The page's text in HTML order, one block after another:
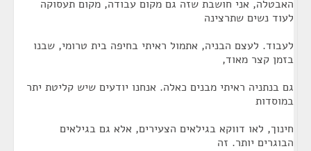
האבטלה, אני חושבת שזה גם מקום עבודה, מקום תעסוקה
לעוד נשים שתרצינה
לעבוד. לעצם הבניה, אתמול ראיתי בחיפה בית טרומי, שבנו
בזמן קצר מאוד,
גם בנתניה ראיתי מבנים כאלה. אנחנו יודעים שיש קליטת יתר
במוסדות
חינוך, לאו דווקא בגילאים הצעירים, אלא גם בגילאים
הבוגרים יותר. זה